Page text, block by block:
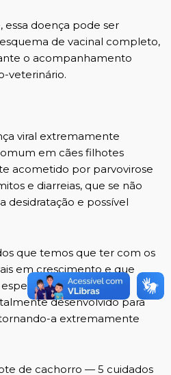
essa doença pode ser
de vacinal completo,
o acompanhamento
veterinário.
viral extremamente
em cães filhotes
acometido por parvovirose
e diarreias, que se não
desidratação e possível
que temos que ter com os
em crescimento e que
seu sistema
desenvolvido para
a extremamente
de cachorro — 5 cuidados